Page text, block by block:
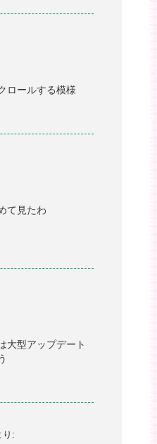
ロールする模様
て見たわ
大型アップデート
り: